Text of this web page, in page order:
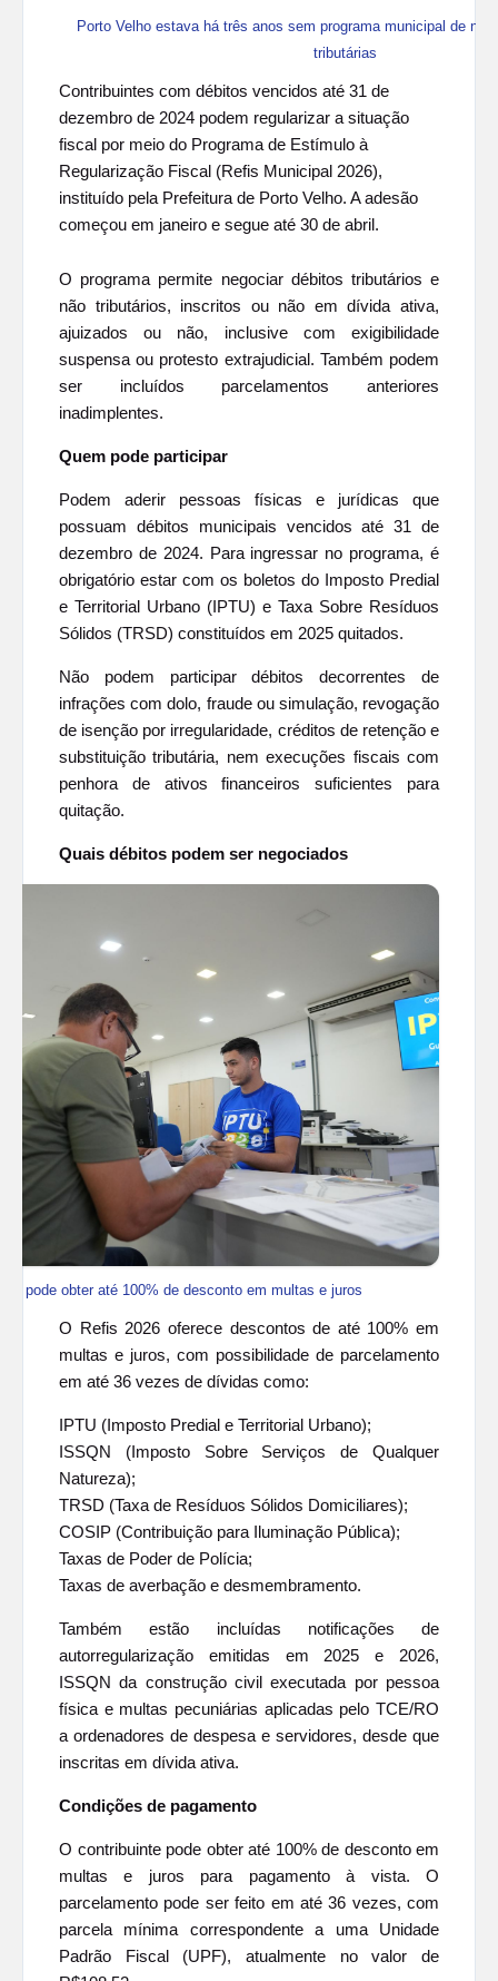
Porto Velho estava há três anos sem programa municipal de
tributárias
Contribuintes com débitos vencidos até 31 de
dezembro de 2024 podem regularizar a situação
fiscal por meio do Programa de Estímulo à
Regularização Fiscal (Refis Municipal 2026),
instituído pela Prefeitura de Porto Velho. A adesão
começou em janeiro e segue até 30 de abril.
O programa permite negociar débitos tributários e
não tributários, inscritos ou não em dívida ativa,
ajuizados ou não, inclusive com exigibilidade
suspensa ou protesto extrajudicial. Também podem
ser incluídos parcelamentos anteriores
inadimplentes.
Quem pode participar
Podem aderir pessoas físicas e jurídicas que
possuam débitos municipais vencidos até 31 de
dezembro de 2024. Para ingressar no programa, é
obrigatório estar com os boletos do Imposto Predial
e Territorial Urbano (IPTU) e Taxa Sobre Resíduos
Sólidos (TRSD) constituídos em 2025 quitados.
Não podem participar débitos decorrentes de
infrações com dolo, fraude ou simulação, revogação
de isenção por irregularidade, créditos de retenção e
substituição tributária, nem execuções fiscais com
penhora de ativos financeiros suficientes para
quitação.
Quais débitos podem ser negociados
pode obter até 100% de desconto em multas e juros
O Refis 2026 oferece descontos de até 100% em
multas e juros, com possibilidade de parcelamento
em até 36 vezes de dívidas como:
IPTU (Imposto Predial e Territorial Urbano);
ISSQN (Imposto Sobre Serviços de Qualquer
Natureza);
TRSD (Taxa de Resíduos Sólidos Domiciliares);
COSIP (Contribuição para Iluminação Pública);
Taxas de Poder de Polícia;
Taxas de averbação e desmembramento.
Também estão incluídas notificações de
autorregularização emitidas em 2025 e 2026,
ISSQN da construção civil executada por pessoa
física e multas pecuniárias aplicadas pelo TCE/RO
a ordenadores de despesa e servidores, desde que
inscritas em dívida ativa.
Condições de pagamento
O contribuinte pode obter até 100% de desconto em
multas e juros para pagamento à vista. O
parcelamento pode ser feito em até 36 vezes, com
parcela mínima correspondente a uma Unidade
Padrão Fiscal (UPF), atualmente no valor de